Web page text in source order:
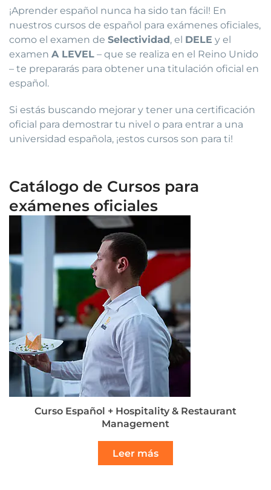
¡Aprender español nunca ha sido tan fácil! En
nuestros cursos de español para exámenes oficiales,
como el examen de Selectividad, el DELE y el
examen A LEVEL – que se realiza en el Reino Unido
– te prepararás para obtener una titulación oficial en
español.
Si estás buscando mejorar y tener una certificación
oficial para demostrar tu nivel o para entrar a una
universidad española, ¡estos cursos son para ti!
Catálogo de Cursos para
exámenes oficiales
Curso Español + Hospitality & Restaurant
Management
Leer más